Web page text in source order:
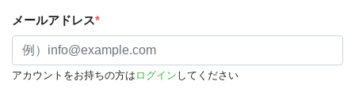
メールアドレス*
アカウントをお持ちの方は ログイン してください